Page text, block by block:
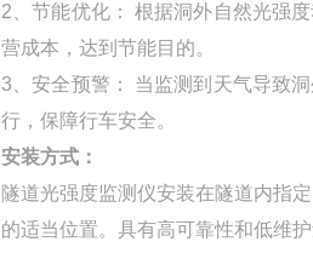
2、节能优化： 根据洞外自然光强
营成本，达到节能目的。
3、安全预警： 当监测到天气导致
行，保障行车安全。
安装方式：
隧道光强度监测仪安装在隧道内指
的适当位置。具有高可靠性和低维